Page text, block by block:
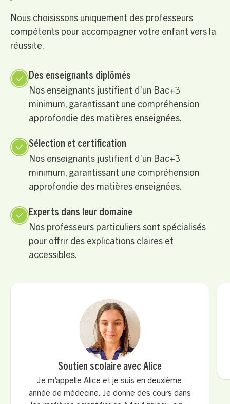
Nous choisissons uniquement des professeurs
compétents pour accompagner votre enfant vers la
réussite.
Des enseignants diplômés
Nos enseignants justifient d’un Bac+3
minimum, garantissant une compréhension
approfondie des matières enseignées.
Sélection et certification
Nos enseignants justifient d’un Bac+3
minimum, garantissant une compréhension
approfondie des matières enseignées.
Experts dans leur domaine
Nos professeurs particuliers sont spécialisés
pour offrir des explications claires et
accessibles.
Soutien scolaire avec Alice
Je m’appelle Alice et je suis en deuxième
année de médecine. Je donne des cours dans